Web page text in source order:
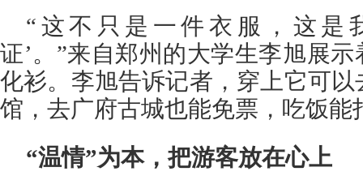
“这不只是一件衣服，这是
证’。”来自郑州的大学生李旭展
化衫。李旭告诉记者，穿上它可
馆，去广府古城也能免票，吃饭能
“温情”为本，把游客放在心上